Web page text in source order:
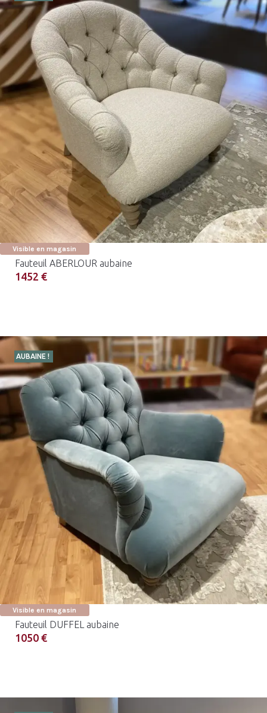
Visible en magasin
Fauteuil ABERLOUR aubaine
1452 €
AUBAINE !
Visible en magasin
Fauteuil DUFFEL aubaine
1050 €